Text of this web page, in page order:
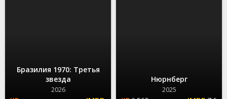
Бразилия 1970: Третья
звезда
2026
Нюрнберг
2025